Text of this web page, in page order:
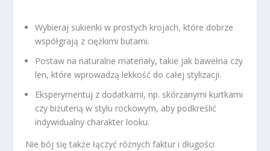
Wybieraj sukienki w prostych krojach, które dobrze
współgrają z ciężkimi butami.
Postaw na naturalne materiały, takie jak bawełna czy
len, które wprowadzą lekkość do całej stylizacji.
Eksperymentuj z dodatkami, np. skórzanymi kurtkami
czy biżuterią w stylu rockowym, aby podkreślić
indywidualny charakter looku.
Nie bój się także łączyć różnych faktur i długości